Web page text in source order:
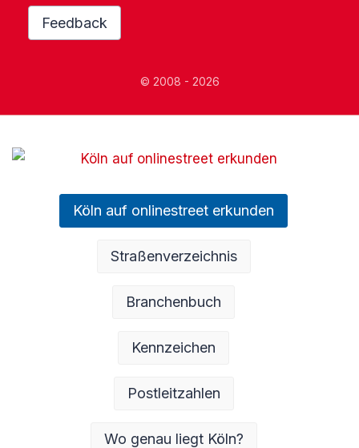
Feedback
© 2008 - 2026
Köln auf onlinestreet erkunden
Straßenverzeichnis
Branchenbuch
Kennzeichen
Postleitzahlen
Wo genau liegt Köln?